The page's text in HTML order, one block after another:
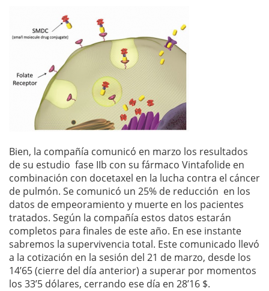
Bien, la compañía comunicó en marzo los resultados
de su estudio fase IIb con su fármaco Vintafolide en
combinación con docetaxel en la lucha contra el cáncer
de pulmón. Se comunicó un 25% de reducción en los
datos de empeoramiento y muerte en los pacientes
tratados. Según la compañía estos datos estarán
completos para finales de este año. En ese instante
sabremos la supervivencia total. Este comunicado llevó
a la cotización en la sesión del 21 de marzo, desde los
14’65 (cierre del día anterior) a superar por momentos
los 33’5 dólares, cerrando ese día en 28’16 $.